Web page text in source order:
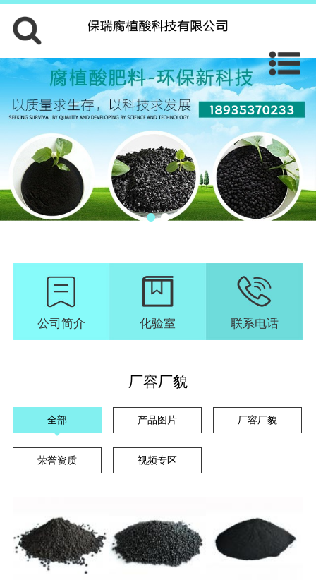
公司简介 化验室 联系电话
厂容厂貌
全部 产品图片 厂容厂貌
荣誉资质 视频专区